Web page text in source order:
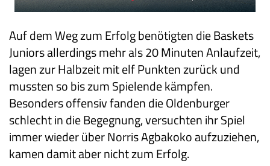
Auf dem Weg zum Erfolg benötigten die Baskets
Juniors allerdings mehr als 20 Minuten Anlaufzeit,
lagen zur Halbzeit mit elf Punkten zurück und
mussten so bis zum Spielende kämpfen.
Besonders offensiv fanden die Oldenburger
schlecht in die Begegnung, versuchten ihr Spiel
immer wieder über Norris Agbakoko aufzuziehen,
kamen damit aber nicht zum Erfolg.